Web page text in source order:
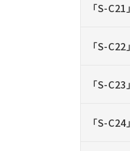
「S-C21」
「S-C22」
「S-C23」
「S-C24」